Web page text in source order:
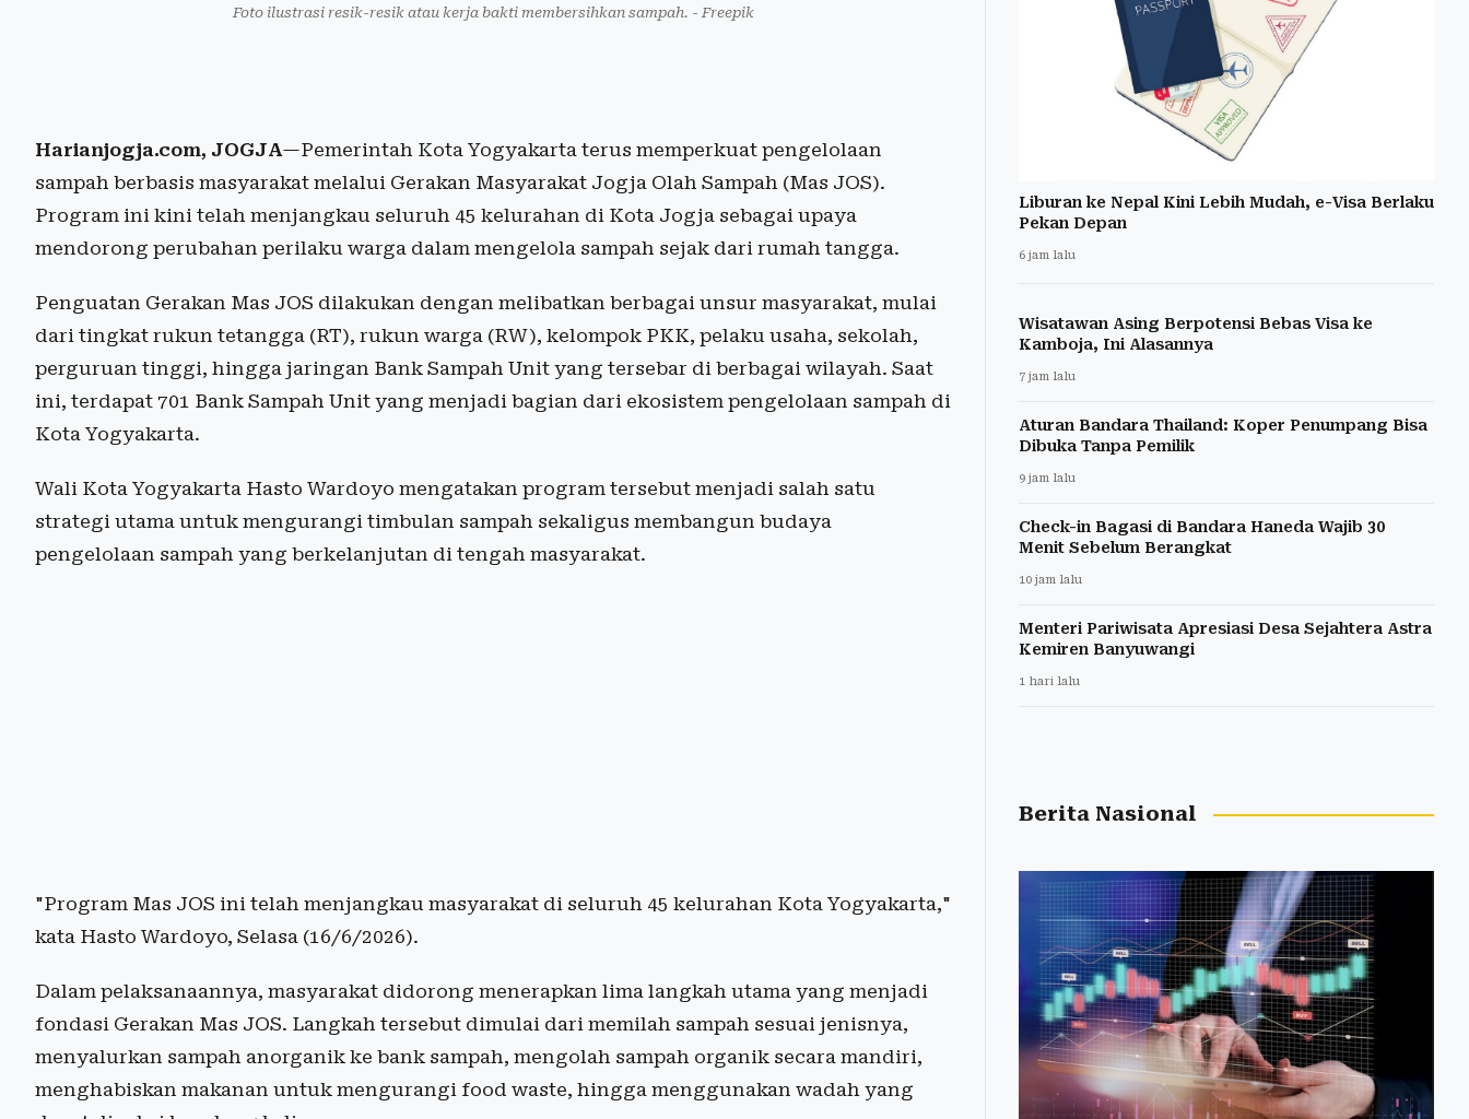
Foto ilustrasi resik-resik atau kerja bakti membersihkan sampah. - Freepik
Harianjogja.com, JOGJA—Pemerintah Kota Yogyakarta terus memperkuat pengelolaan
sampah berbasis masyarakat melalui Gerakan Masyarakat Jogja Olah Sampah (Mas JOS).
Program ini kini telah menjangkau seluruh 45 kelurahan di Kota Jogja sebagai upaya
mendorong perubahan perilaku warga dalam mengelola sampah sejak dari rumah tangga.
Penguatan Gerakan Mas JOS dilakukan dengan melibatkan berbagai unsur masyarakat, mulai
dari tingkat rukun tetangga (RT), rukun warga (RW), kelompok PKK, pelaku usaha, sekolah,
perguruan tinggi, hingga jaringan Bank Sampah Unit yang tersebar di berbagai wilayah. Saat
ini, terdapat 701 Bank Sampah Unit yang menjadi bagian dari ekosistem pengelolaan sampah di
Kota Yogyakarta.
Wali Kota Yogyakarta Hasto Wardoyo mengatakan program tersebut menjadi salah satu
strategi utama untuk mengurangi timbulan sampah sekaligus membangun budaya
pengelolaan sampah yang berkelanjutan di tengah masyarakat.
"Program Mas JOS ini telah menjangkau masyarakat di seluruh 45 kelurahan Kota Yogyakarta,"
kata Hasto Wardoyo, Selasa (16/6/2026).
Dalam pelaksanaannya, masyarakat didorong menerapkan lima langkah utama yang menjadi
fondasi Gerakan Mas JOS. Langkah tersebut dimulai dari memilah sampah sesuai jenisnya,
menyalurkan sampah anorganik ke bank sampah, mengolah sampah organik secara mandiri,
menghabiskan makanan untuk mengurangi food waste, hingga menggunakan wadah yang
Liburan ke Nepal Kini Lebih Mudah, e-Visa Berlaku
Pekan Depan
6 jam lalu
Wisatawan Asing Berpotensi Bebas Visa ke
Kamboja, Ini Alasannya
7 jam lalu
Aturan Bandara Thailand: Koper Penumpang Bisa
Dibuka Tanpa Pemilik
9 jam lalu
Check-in Bagasi di Bandara Haneda Wajib 30
Menit Sebelum Berangkat
10 jam lalu
Menteri Pariwisata Apresiasi Desa Sejahtera Astra
Kemiren Banyuwangi
1 hari lalu
Berita Nasional